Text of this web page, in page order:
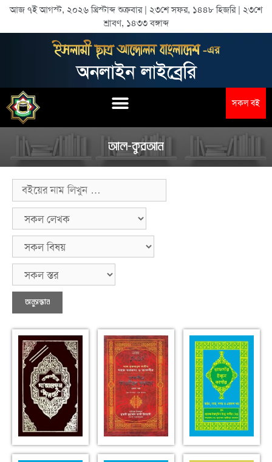
আজ ৭ই আগস্ট, ২০২৬ খ্রিস্টাব্দ শুক্রবার | ২৩শে সফর, ১৪৪৮ হিজরি | ২৩শে
শ্রাবণ, ১৪৩৩ বঙ্গাব্দ
সকল বই
আল-কুরআন